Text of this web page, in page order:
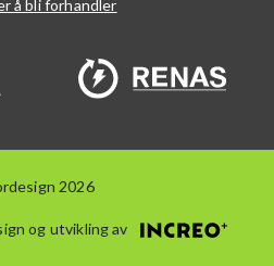
å bli forhandler
2026
og utvikling av